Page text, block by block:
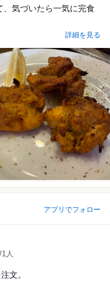
気づいたら一気に完食
詳細を見る
アプリでフォロー
人
文。